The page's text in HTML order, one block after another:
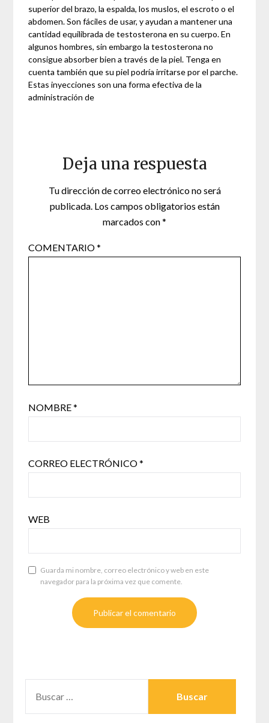
superior del brazo, la espalda, los muslos, el escroto o el
abdomen. Son fáciles de usar, y ayudan a mantener una
cantidad equilibrada de testosterona en su cuerpo. En
algunos hombres, sin embargo la testosterona no
consigue absorber bien a través de la piel. Tenga en
cuenta también que su piel podría irritarse por el parche.
Estas inyecciones son una forma efectiva de la
administración de
Deja una respuesta
Tu dirección de correo electrónico no será
publicada. Los campos obligatorios están
marcados con*
COMENTARIO*
NOMBRE*
CORREO ELECTRÓNICO*
WEB
Guarda mi nombre, correo electrónico y web en este
navegador para la próxima vez que comente.